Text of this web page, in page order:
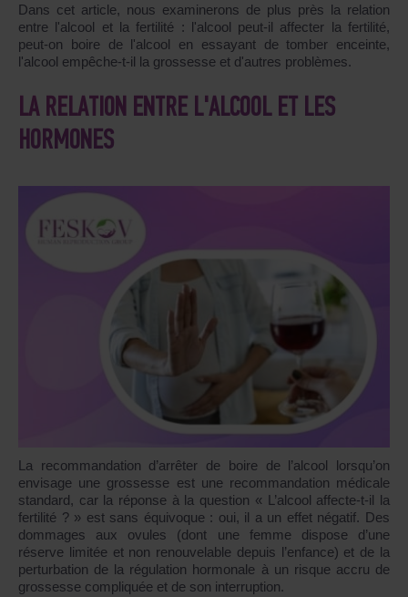
Dans cet article, nous examinerons de plus près la relation
entre l'alcool et la fertilité : l'alcool peut-il affecter la fertilité,
peut-on boire de l'alcool en essayant de tomber enceinte,
l'alcool empêche-t-il la grossesse et d'autres problèmes.
LA RELATION ENTRE L'ALCOOL ET LES
HORMONES
La recommandation d’arrêter de boire de l’alcool lorsqu’on
envisage une grossesse est une recommandation médicale
standard, car la réponse à la question « L’alcool affecte-t-il la
fertilité ? » est sans équivoque : oui, il a un effet négatif. Des
dommages aux ovules (dont une femme dispose d’une
réserve limitée et non renouvelable depuis l’enfance) et de la
perturbation de la régulation hormonale à un risque accru de
grossesse compliquée et de son interruption.